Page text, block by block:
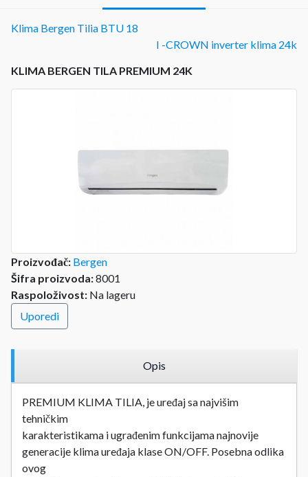
Klima Bergen Tilia BTU 18
I -CROWN inverter klima 24k
KLIMA BERGEN TILA PREMIUM 24K
Proizvođač: Bergen
Šifra proizvoda:8001
Raspoloživost: Na lageru
Uporedi
Opis
PREMIUM KLIMA TILIA, je uređaj sa najvišim
tehničkim
karakteristikama i ugrađenim funkcijama najnovije
generacije klima uređaja klase ON/OFF. Posebna odlika
ovog